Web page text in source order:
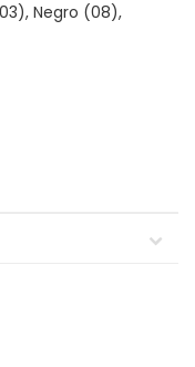
Negro (08),